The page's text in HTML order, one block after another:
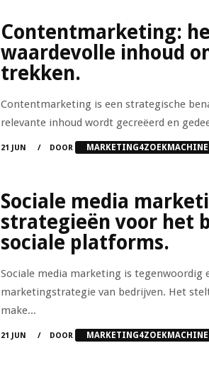
Contentmarketing:
waardevolle inhoud
trekken.
Contentmarketing is een strategische
relevante inhoud wordt gecreëerd en
21 JUN DOOR
Sociale media
strategieën voor het
sociale platforms.
Sociale media marketing is tegenwoordig
marketingstrategie van bedrijven. Het
make...
21 JUN DOOR